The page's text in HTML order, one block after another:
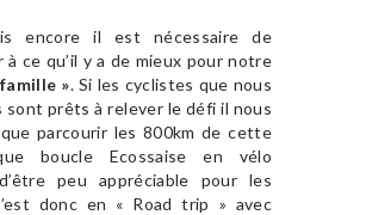
encore il est nécessaire de
à ce qu’il y a de mieux pour notre
». Si les cyclistes que nous
sont prêts à relever le défi il nous
parcourir les 800km de cette
boucle Ecossaise en vélo
peu appréciable pour les
donc en « Road trip » avec